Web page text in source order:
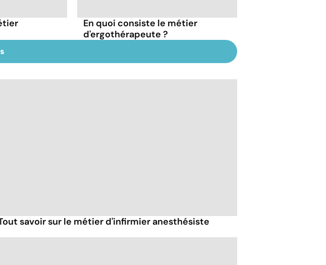
En quoi consiste le métier
d'ergothérapeute ?
savoir sur le métier d'infirmier anesthésiste